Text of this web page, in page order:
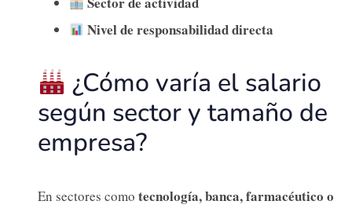
Nivel de responsabilidad directa
¿Cómo varía el salario
según sector y tamaño de
empresa?
En sectores como tecnología, banca, farmacéutico o